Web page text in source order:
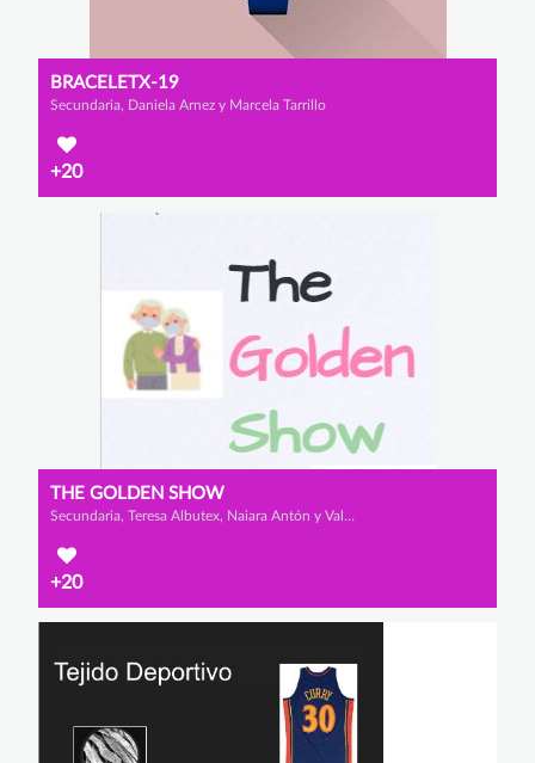
BRACELETX-19
Secundaria, Daniela Arnez y Marcela Tarrillo
+20
THE GOLDEN SHOW
Secundaria, Teresa Albutex, Naiara Antón y Valeria Cano
+20